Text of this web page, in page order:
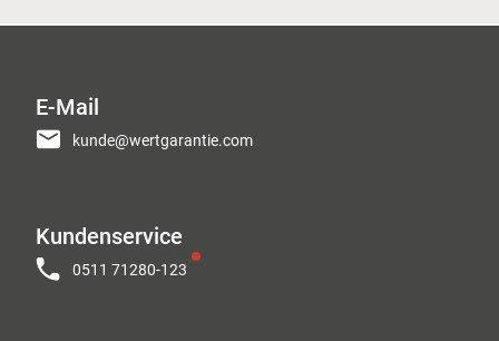
E-Mail
kunde@wertgarantie.com
Kundenservice
0511 71280-123